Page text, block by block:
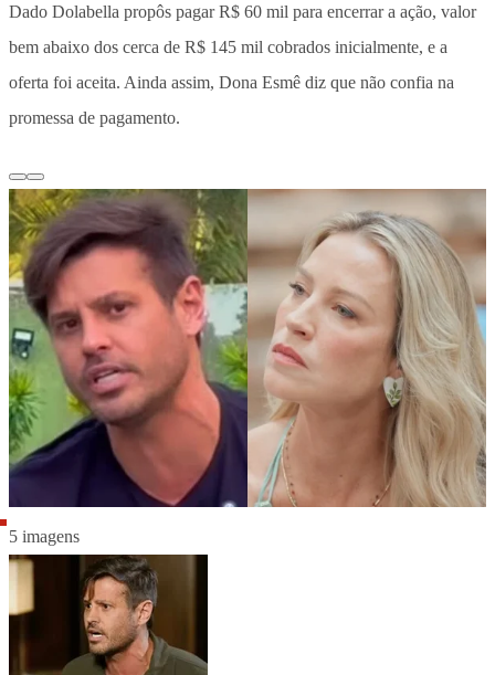
Dado Dolabella propôs pagar R$ 60 mil para encerrar a ação, valor
bem abaixo dos cerca de R$ 145 mil cobrados inicialmente, e a
oferta foi aceita. Ainda assim, Dona Esmê diz que não confia na
promessa de pagamento.
5 imagens